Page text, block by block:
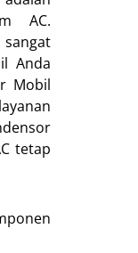
AC.
Anda
Mobil
tetap